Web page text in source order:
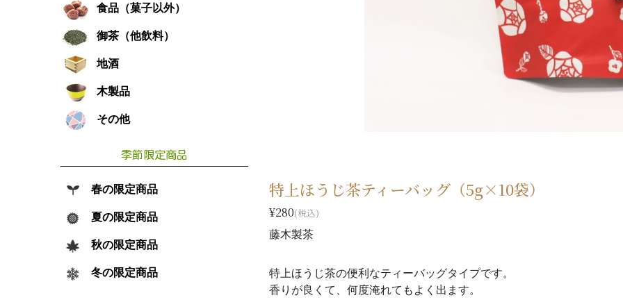
食品（菓子以外）
御茶（他飲料）
地酒
木製品
その他
季節限定商品
春の限定商品
夏の限定商品
秋の限定商品
冬の限定商品
特上ほうじ茶ティーバッグ（5g×10袋）
¥280(税込)
藤木製茶
特上ほうじ茶の便利なティーバッグタイプです。
香りが良くて、何度淹れてもよく出ます。